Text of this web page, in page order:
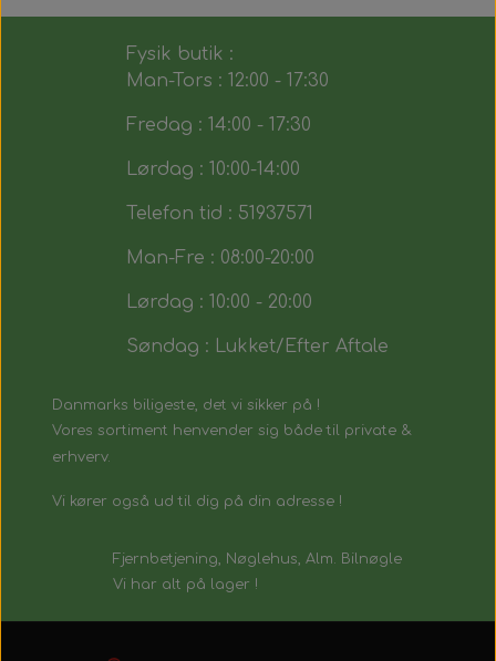
Fysik butik :
Man-Tors : 12:00 - 17:30
Fredag : 14:00 - 17:30
Lørdag : 10:00-14:00
Telefon tid : 51937571
Man-Fre : 08:00-20:00
Lørdag : 10:00 - 20:00
Søndag : Lukket/Efter Aftale
Danmarks biligeste, det vi sikker på !
Vores sortiment henvender sig både til private &
erhverv.
Vi kører også ud til dig på din adresse !
Fjernbetjening, Nøglehus, Alm. Bilnøgle
Vi har alt på lager !